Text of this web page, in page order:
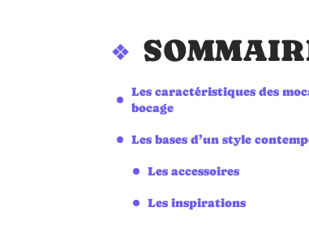
Les caractéristiques des
bocage
Les bases d’un style
Les accessoires
Les inspirations